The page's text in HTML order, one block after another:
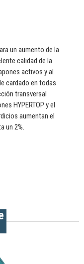
un aumento de la
calidad de la
activos y al
cardado en todas
transversal
HYPERTOP y el
aumentan el
un 2%.